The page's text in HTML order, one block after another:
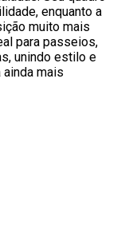
enquanto a
muito mais
para passeios,
unindo estilo e
mais